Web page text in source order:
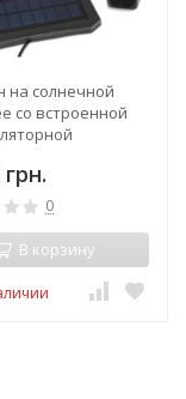
на солнечной
со встроенной
0
В корзину